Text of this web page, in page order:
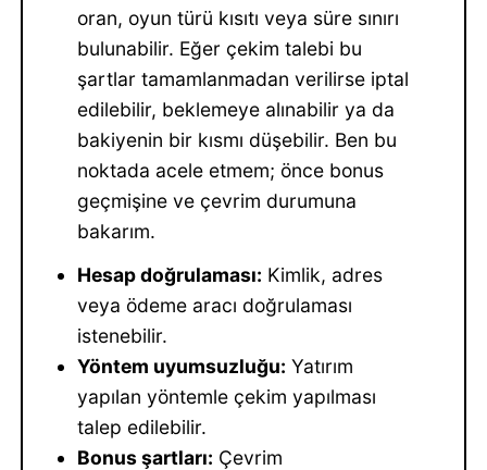
oran, oyun türü kısıtı veya süre sınırı
bulunabilir. Eğer çekim talebi bu
şartlar tamamlanmadan verilirse iptal
edilebilir, beklemeye alınabilir ya da
bakiyenin bir kısmı düşebilir. Ben bu
noktada acele etmem; önce bonus
geçmişine ve çevrim durumuna
bakarım.
Hesap doğrulaması: Kimlik, adres
veya ödeme aracı doğrulaması
istenebilir.
Yöntem uyumsuzluğu: Yatırım
yapılan yöntemle çekim yapılması
talep edilebilir.
Bonus şartları: Çevrim